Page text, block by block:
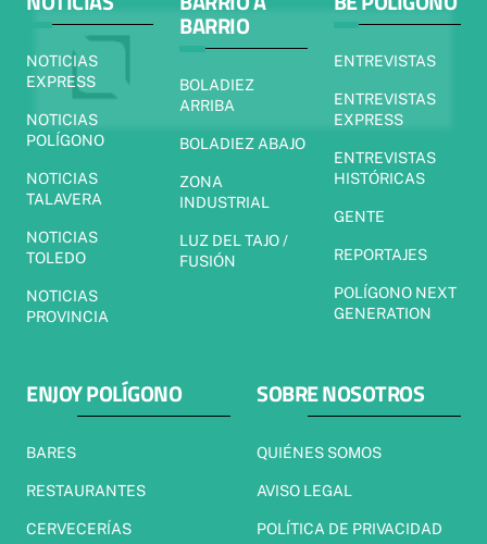
NOTICIAS
EXPRESS
NOTICIAS
POLÍGONO
NOTICIAS
TALAVERA
NOTICIAS
TOLEDO
NOTICIAS
PROVINCIA
BARRIO
BOLADIEZ
ARRIBA
BOLADIEZ ABAJO
ZONA
INDUSTRIAL
LUZ DEL TAJO /
FUSIÓN
ENTREVISTAS
ENTREVISTAS
EXPRESS
ENTREVISTAS
HISTÓRICAS
GENTE
REPORTAJES
POLÍGONO NEXT
GENERATION
ENJOY POLÍGONO
BARES
RESTAURANTES
CERVECERÍAS
SOBRE NOSOTROS
QUIÉNES SOMOS
AVISO LEGAL
POLÍTICA DE PRIVACIDAD